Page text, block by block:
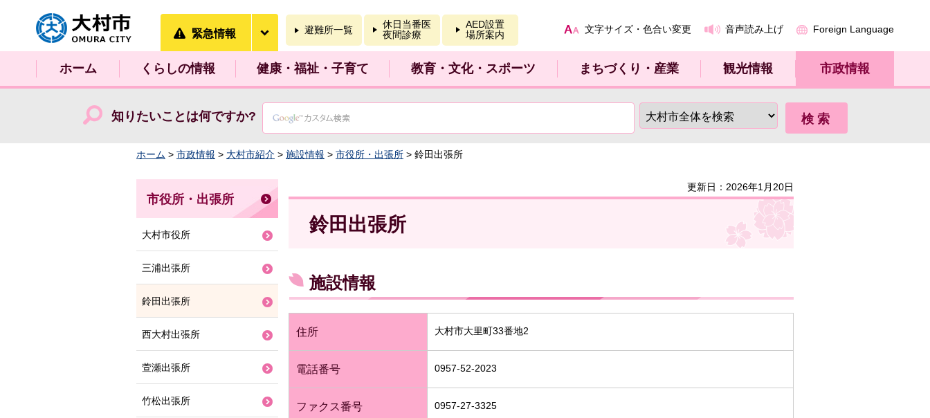
大村市
緊急情報 避難所一覧
休日当番医
夜間診療
AED設置
場所案内
文字サイズ・色合い変更 音声読み上げ Foreign Language
ホーム くらしの情報 健康・福祉・子育て 教育・文化・スポーツ まちづくり・産業 観光情報 市政情報
知りたいことは何ですか?
ホーム > 市政情報 > 大村市紹介 > 施設情報 > 市役所・出張所 > 鈴田出張所
更新日：2026年1月20日
鈴田出張所
施設情報
住所 大村市大里町33番地2
電話番号 0957-52-2023
ファクス番号 0957-27-3325
市役所・出張所
大村市役所
三浦出張所
鈴田出張所
西大村出張所
萱瀬出張所
竹松出張所